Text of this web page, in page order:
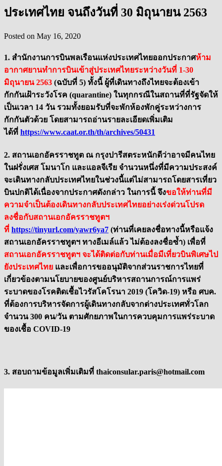
ประเทศไทย จนถึงวันที่ 30 มิถุนายน 2563
Posted on May 16, 2020
1. สำนักงานการบินพลเรือนแห่งประเทศไทยออกประกาศห้าม
อากาศยานทำการบินเข้าสู่ประเทศไทยระหว่างวันที่ 1-30
มิถุนายน 2563 (ฉบับที่ 5) ทั้งนี้ ผู้ที่เดินทางถึงไทยจะต้องเข้า
กักกันเฝ้าระวังโรค (quarantine) ในทุกกรณีในสถานที่ที่รัฐจัดให้
เป็นเวลา 14 วัน รวมทั้งยอมรับที่จะพักห้องพักคู่ระหว่างการ
กักกันตัวด้วย โดยสามารถอ่านรายละเอียดเพิ่มเติม
ได้ที่ https://www.caat.or.th/th/archives/50431
2. สถานเอกอัครราชทูต ณ กรุงปารีสตระหนักดีว่าอาจมีคนไทย
ในฝรั่งเศส โมนาโก และแอลจีเรีย จำนวนหนึ่งที่มีความประสงค์
จะเดินทางกลับประเทศไทยในช่วงนี้แต่ไม่สามารถโดยสารเที่ยว
บินปกติได้เนื่องจากประกาศดังกล่าว ในการนี้ จึงขอให้ท่านที่มี
ความจำเป็นต้องเดินทางกลับประเทศไทยอย่างเร่งด่วนโปรด
ลงชื่อกับสถานเอกอัครราชทูตฯ
ที่ https://tinyurl.com/yawr6ya7 (ท่านที่เคยลงชื่อทางนี้หรือแจ้ง
สถานเอกอัครราชทูตฯ ทางอีเมล์แล้ว ไม่ต้องลงชื่อซ้ำ) เพื่อที่
สถานเอกอัครราชทูตฯ จะได้ติดต่อกับท่านเมื่อมีเที่ยวบินพิเศษไป
ยังประเทศไทย และเพื่อการขออนุมัติจากส่วนราชการไทยที่
เกี่ยวข้องตามนโยบายของศูนย์บริหารสถานการณ์การแพร่
ระบาดของโรคติดเชื้อไวรัสโคโรนา 2019 (โควิด-19) หรือ ศบค.
ที่ต้องการบริหารจัดการผู้เดินทางกลับจากต่างประเทศทั่วโลก
จำนวน 300 คน/วัน ตามศักยภาพในการควบคุมการแพร่ระบาด
ของเชื้อ COVID-19
3. สอบถามข้อมูลเพิ่มเติมที่ thaiconsular.paris@hotmail.com